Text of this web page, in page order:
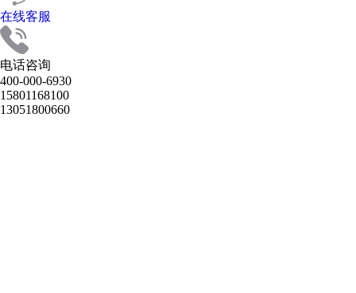
在线客服
电话咨询
400-000-6930
15801168100
13051800660